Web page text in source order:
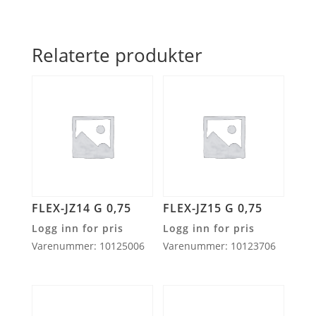
Relaterte produkter
FLEX-JZ14 G 0,75
Logg inn for pris
Varenummer: 10125006
FLEX-JZ15 G 0,75
Logg inn for pris
Varenummer: 10123706